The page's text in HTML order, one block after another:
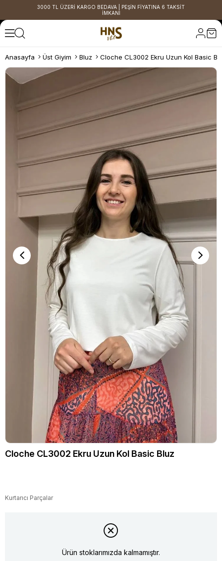
3000 TL ÜZERİ KARGO BEDAVA | PEŞİN FİYATINA 6 TAKSİT
İMKANI
Anasayfa Üst Giyim Bluz Cloche CL3002 Ekru Uzun Kol Basic
Cloche CL3002 Ekru Uzun Kol Basic Bluz
Kurtarıcı Parçalar
Ürün stoklarımızda kalmamıştır.